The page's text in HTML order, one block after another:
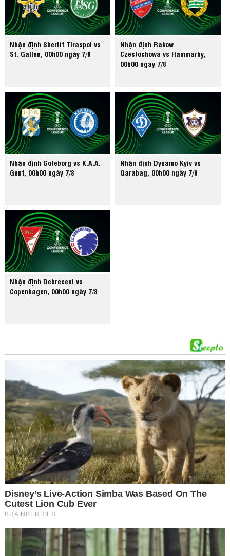
Nhận định Sheriff Tiraspol vs
St. Gallen, 00h00 ngày 7/8
Nhận định Rakow
Czestochowa vs Hammarby,
00h00 ngày 7/8
Nhận định Goteborg vs K.A.A.
Gent, 00h00 ngày 7/8
Nhận định Dynamo Kyiv vs
Qarabag, 00h00 ngày 7/8
Nhận định Debreceni vs
Copenhagen, 00h00 ngày 7/8